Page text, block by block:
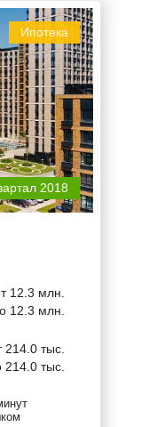
Ипотека
2018
12.3 млн.
12.3 млн.
214.0 тыс.
214.0 тыс.